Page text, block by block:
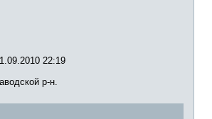
1.09.2010 22:19
р-н.